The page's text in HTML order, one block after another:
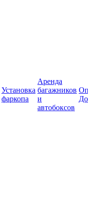
Установка
фаркопа
Аренда
багажников
и
автобоксов